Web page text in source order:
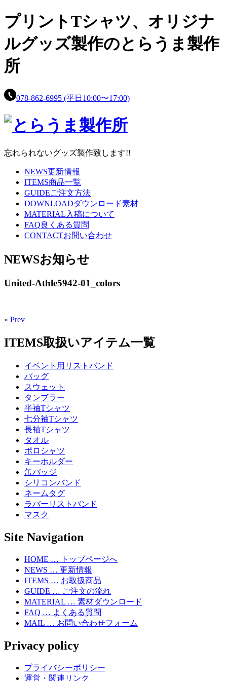
プリントTシャツ、 オリジナ
ルグッズ製作のとらうま製作
所
078-862-6995 (平日10:00〜17:00)
忘れられないグッズ製作致します!!
NEWS更新情報
ITEMS商品一覧
GUIDEご注文方法
DOWNLOADダウンロード素材
MATERIAL 入稿について
FAQ良くある質問
CONTACTお問い合わせ
NEWSお知らせ
United-Athle5942-01_colors
« Prev
ITEMS取扱いアイテム一覧
イベント用リストバンド
バッグ
スウェット
タンブラー
半袖Tシャツ
七分袖Tシャツ
長袖Tシャツ
タオル
ポロシャツ
キーホルダー
缶バッジ
シリコンバンド
ネームタグ
ラバーリストバンド
マスク
Site Navigation
HOME … トップページへ
NEWS … 更新情報
ITEMS … お取扱商品
GUIDE … ご注文の流れ
MATERIAL … 素材ダウンロード
FAQ … よくある質問
MAIL … お問い合わせフォーム
Privacy policy
プライバシーポリシー
運営・関連リンク